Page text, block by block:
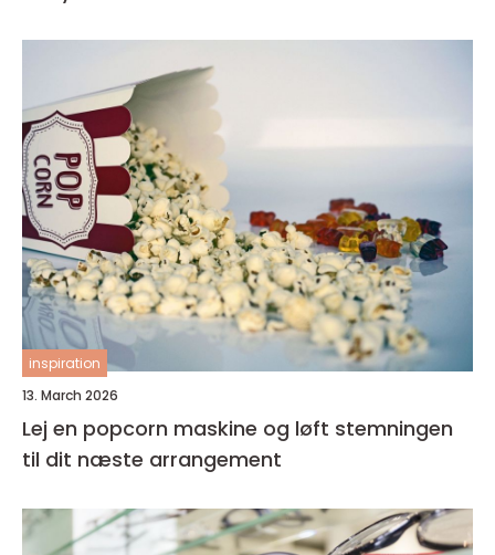
inspiration
13. March 2026
Lej en popcorn maskine og løft stemningen
til dit næste arrangement